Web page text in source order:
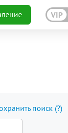
VIP
поиск (?)